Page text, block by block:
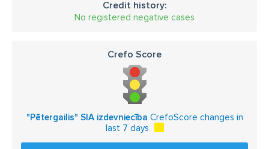
Credit history:
No registered negative cases
Crefo Score
"Pētergailis" SIA izdevniecība CrefoScore changes in
last 7 days